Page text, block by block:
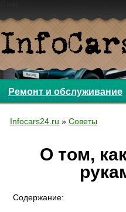
Ремонт и обслуживание
Infocars24.ru » Советы
О том,
Содержание: